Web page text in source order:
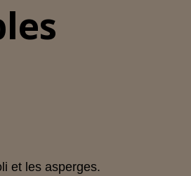
et les asperges.